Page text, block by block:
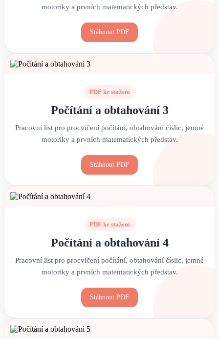
motoriky a prvních matematických představ.
Stáhnout PDF
PDF ke stažení
Počítání a obtahování 3
Pracovní list pro procvičení počítání, obtahování číslic, jemné
motoriky a prvních matematických představ.
Stáhnout PDF
PDF ke stažení
Počítání a obtahování 4
Pracovní list pro procvičení počítání, obtahování číslic, jemné
motoriky a prvních matematických představ.
Stáhnout PDF